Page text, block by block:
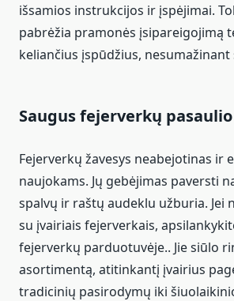
išsamios instrukcijos ir įspėjimai.
pabrėžia pramonės įsipareigojimą
keliančius įspūdžius, nesumažinant
Saugus fejerverkų
Fejerverkų žavesys neabejotinas ir
naujokams. Jų gebėjimas paversti
spalvų ir raštų audeklu užburia. Jei
su įvairiais fejerverkais,
fejerverkų parduotuvėje.. Jie siūlo
asortimentą, atitinkantį įvairius
tradicinių pasirodymų iki